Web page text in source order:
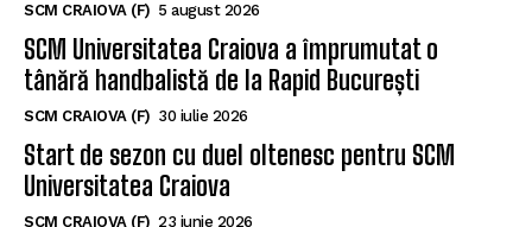
SCM CRAIOVA (F) 5 august 2026
SCM Universitatea Craiova a împrumutat o
tânără handbalistă de la Rapid București
SCM CRAIOVA (F) 30 iulie 2026
Start de sezon cu duel oltenesc pentru SCM
Universitatea Craiova
SCM CRAIOVA (F) 23 iunie 2026